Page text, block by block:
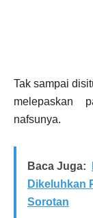
Tak sampai
melepaskan
nafsunya.
Baca Juga:
Dikeluhkan
Sorotan